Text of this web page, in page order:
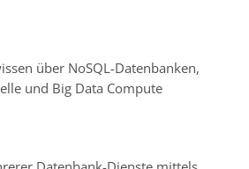
über NoSQL-Datenbanken,
und Big Data Compute